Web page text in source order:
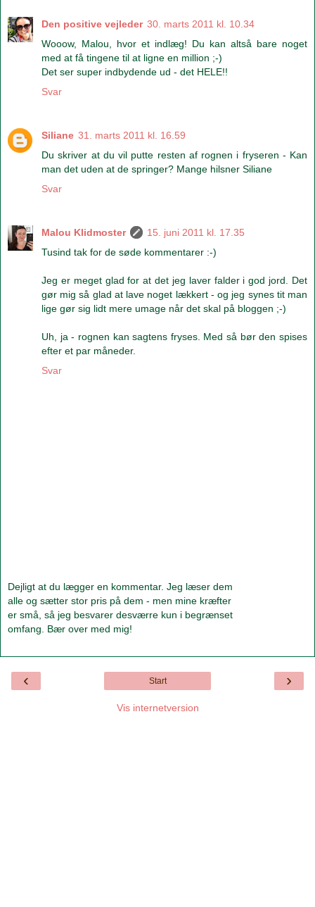
Den positive vejleder 30. marts 2011 kl. 10.34
Wooow, Malou, hvor et indlæg! Du kan altså bare noget
med at få tingene til at ligne en million ;-)
Det ser super indbydende ud - det HELE!!
Svar
Siliane 31. marts 2011 kl. 16.59
Du skriver at du vil putte resten af rognen i fryseren - Kan
man det uden at de springer? Mange hilsner Siliane
Svar
Malou Klidmoster
15. juni 2011 kl. 17.35
Tusind tak for de søde kommentarer :-)
Jeg er meget glad for at det jeg laver falder i god jord. Det
gør mig så glad at lave noget lækkert - og jeg synes tit man
lige gør sig lidt mere umage når det skal på bloggen ;-)
Uh, ja - rognen kan sagtens fryses. Med så bør den spises
efter et par måneder.
Svar
Dejligt at du lægger en kommentar. Jeg læser dem
alle og sætter stor pris på dem - men mine kræfter
er små, så jeg besvarer desværre kun i begrænset
omfang. Bær over med mig!
‹ ›
Start
Vis internetversion